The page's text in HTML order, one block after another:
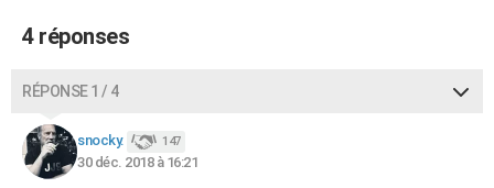
4 réponses
RÉPONSE 1 / 4
snocky. 147
30 déc. 2018 à 16:21